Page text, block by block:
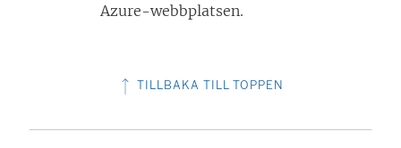
t
L
k
Azure-webbplatsen.
TILLBAKA TILL TOPPEN